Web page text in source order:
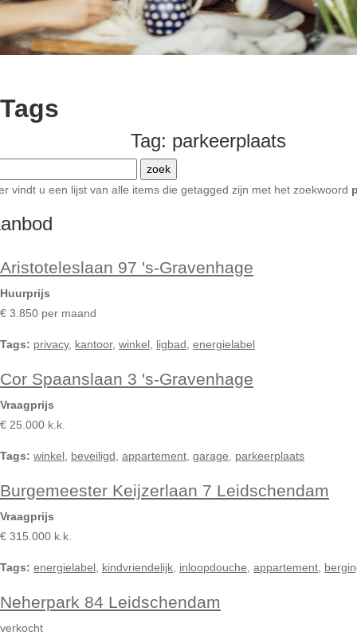
Tags
Tag: parkeerplaats
vindt u een lijst van alle items die getagged zijn met het zoekwoord
Aristoteleslaan 97 's-Gravenhage
Huurprijs
€ 3.850 per maand
Tags: privacy, kantoor, winkel ligbad energielabel
Cor Spaanslaan 3 's-Gravenhage
Vraagprijs
€ 25.000 k.k.
Tags: winkel beveiligd appartement garage parkeerplaats
Burgemeester Keijzerlaan 7 Leidschendam
Vraagprijs
€ 315.000 k.k.
Tags: energielabel kindvriendelijk inloopdouche appartement
Neherpark 84 Leidschendam
verkocht